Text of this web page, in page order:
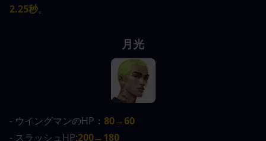
2.25秒。
月光
- ウイングマンのHP： 80→60
- スラッシュHP:200→180